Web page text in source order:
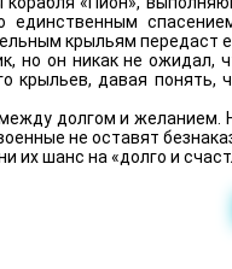
единственным
крыльям передаст
но он никак не ожидал,
крыльев, давая
долгом и желанием.
не оставят
их шанс на «долго и